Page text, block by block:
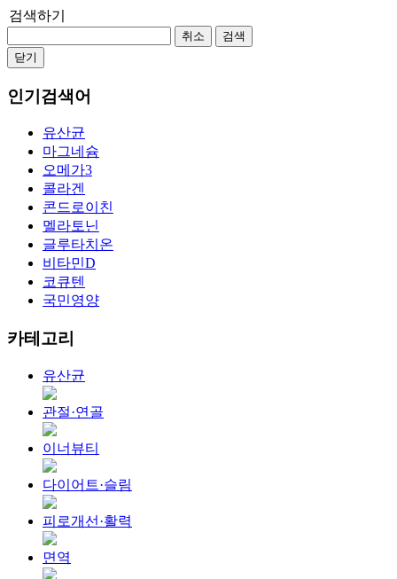
검색하기
취소
검색
닫기
인기검색어
유산균
마그네슘
오메가3
콜라겐
콘드로이친
멜라토닌
글루타치온
비타민D
코큐텐
국민영양
카테고리
유산균
관절·연골
이너뷰티
다이어트·슬림
피로개선·활력
면역